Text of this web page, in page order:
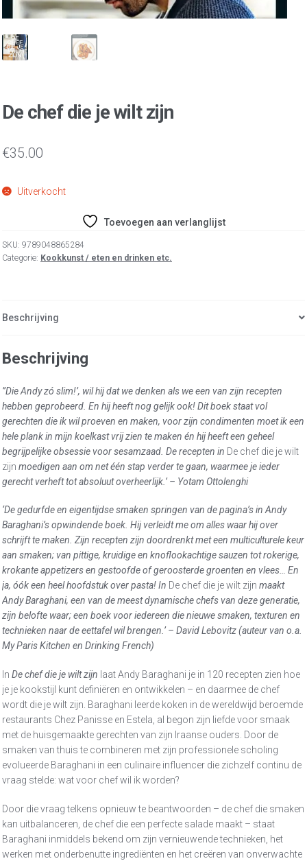
De chef die je wilt zijn
€35.00
Uitverkocht
Toevoegen aan verlanglijst
SKU: 9789048865284
Categorie: Kookkunst / eten en drinken etc.
Beschrijving
Beschrijving
”Die Andy zó slim!’, wil hij dat we denken als we een van zijn recepten
hebben geprobeerd. En hij heeft nog gelijk ook! Dit boek staat vol
gerechten die ik wil proeven en maken, voor zijn condimenten moet ik een
hele plank in mijn koelkast vrij zien te maken én hij heeft een geheel
begrijpelijke obsessie voor sesamzaad. De recepten in De chef die je wilt
zijn moedigen aan om net één stap verder te gaan, waarmee je ieder
gerecht verheft tot absoluut overheerlijk.’ – Yotam Ottolenghi
‘De gedurfde en eigentijdse smaken springen van de pagina’s in Andy
Baraghani’s opwindende boek. Hij verleidt me om alles waar hij over
schrijft te maken. Zijn recepten zijn doordrenkt met een multiculturele keur
aan smaken; van pittige, kruidige en knoflookachtige sauzen tot rokerige,
krokante appetizers en gestoofde of geroosterde groenten en vlees… En
ja, óók een heel hoofdstuk over pasta! In De chef die je wilt zijn maakt
Andy Baraghani, een van de meest dynamische chefs van deze generatie,
zijn belofte waar; een boek voor iedereen die nieuwe smaken, texturen en
technieken naar de eettafel wil brengen.’ – David Lebovitz (auteur van o.a.
My Paris Kitchen en Drinking French)
In De chef die je wilt zijn laat Andy Baraghani je in 120 recepten zien hoe
je je kookstijl kunt definiëren en ontwikkelen – en daarmee de chef
wordt die je wilt zijn. Baraghani leerde koken in de wereldwijd beroemde
restaurants Chez Panisse en Estela, al begon zijn liefde voor smaak
met de huisgemaakte gerechten van zijn Iraanse ouders. Door de
smaken van thuis te combineren met zijn professionele scholing
evolueerde Baraghani in een culinaire influencer die zichzelf continu de
vraag stelde: wat voor chef wil ik worden?
Door die vraag telkens opnieuw te beantwoorden – de chef die smaken
kan uitbalanceren, de chef die een perfecte salade maakt – staat
Baraghani inmiddels bekend om zijn vernieuwende technieken, het
werken met onderbenutte ingrediënten en het creëren van onverwachte